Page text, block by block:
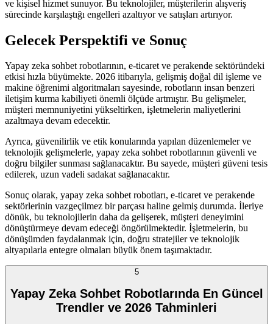
ve kişisel hizmet sunuyor. Bu teknolojiler, müşterilerin alışveriş
sürecinde karşılaştığı engelleri azaltıyor ve satışları artırıyor.
Gelecek Perspektifi ve Sonuç
Yapay zeka sohbet robotlarının, e-ticaret ve perakende sektöründeki
etkisi hızla büyümekte. 2026 itibarıyla, gelişmiş doğal dil işleme ve
makine öğrenimi algoritmaları sayesinde, robotların insan benzeri
iletişim kurma kabiliyeti önemli ölçüde artmıştır. Bu gelişmeler,
müşteri memnuniyetini yükseltirken, işletmelerin maliyetlerini
azaltmaya devam edecektir.
Ayrıca, güvenilirlik ve etik konularında yapılan düzenlemeler ve
teknolojik gelişmelerle, yapay zeka sohbet robotlarının güvenli ve
doğru bilgiler sunması sağlanacaktır. Bu sayede, müşteri güveni tesis
edilerek, uzun vadeli sadakat sağlanacaktır.
Sonuç olarak, yapay zeka sohbet robotları, e-ticaret ve perakende
sektörlerinin vazgeçilmez bir parçası haline gelmiş durumda. İleriye
dönük, bu teknolojilerin daha da gelişerek, müşteri deneyimini
dönüştürmeye devam edeceği öngörülmektedir. İşletmelerin, bu
dönüşümden faydalanmak için, doğru stratejiler ve teknolojik
altyapılarla entegre olmaları büyük önem taşımaktadır.
5
Yapay Zeka Sohbet Robotlarında En Güncel
Trendler ve 2026 Tahminleri